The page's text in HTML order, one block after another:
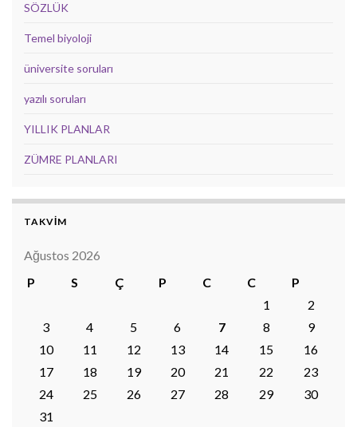
SÖZLÜK
Temel biyoloji
üniversite soruları
yazılı soruları
YILLIK PLANLAR
ZÜMRE PLANLARI
TAKVİM
Ağustos 2026
P
S Ç P C C
P
1
2
3
4 5 6 7 8
9
10
11 12 13 14 15
16
17
18 19 20 21 22
23
24
25 26 27 28 29
30
31